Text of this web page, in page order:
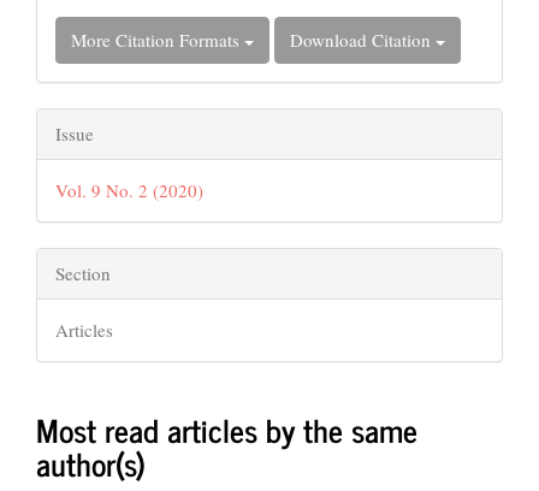
More Citation Formats Download Citation
Issue
Vol. 9 No. 2 (2020)
Section
Articles
Most read articles by the same
author(s)